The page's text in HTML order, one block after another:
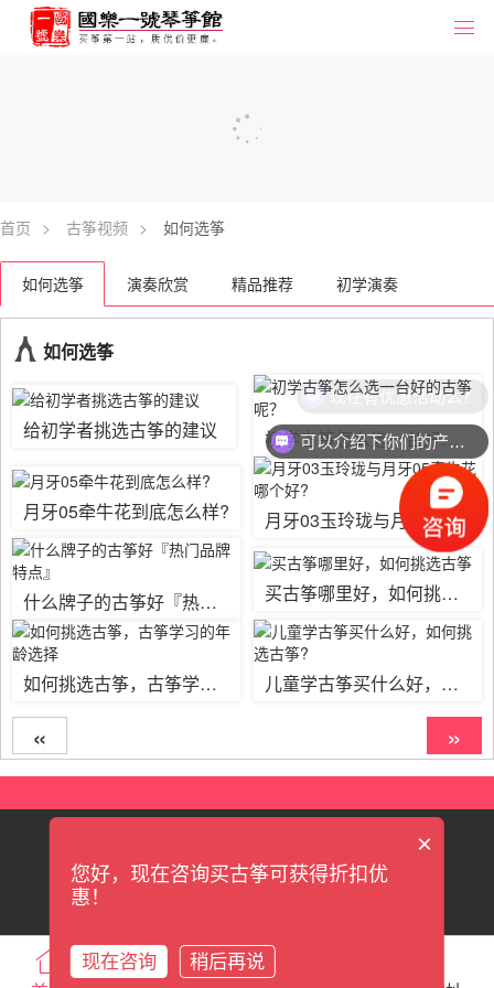
首页 > 古筝视频 > 如何选筝
如何选筝 演奏欣赏 精品推荐 初学演奏
如何选筝
给初学者挑选古筝的建议 初学古筝怎么选一台好的古筝呢？
月牙05牵牛花到底怎么样? 月牙03玉玲珑与月牙05牵牛花哪个好?
什么牌子的古筝好『热门品牌特点』 买古筝哪里好，如何挑选古筝
如何挑选古筝，古筝学习的年龄选择 儿童学古筝买什么好，如何挑选古筝?
« »
联系我们 关于我们 | 新手上路 | 售后服务 |
现在有优惠活动么？
×
您好，现在咨询买古筝可获得折扣优
惠！
现在咨询 稍后再说